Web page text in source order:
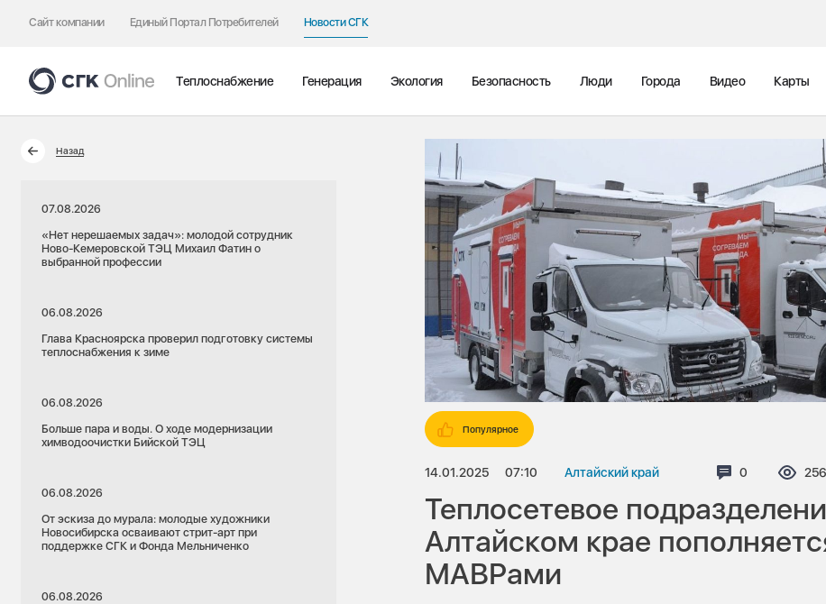
Сайт компании Единый Портал Потребителей Новости СГК
Теплоснабжение Генерация Экология Безопасность Люди Города Видео Карты
Назад
07.08.2026
«Нет нерешаемых задач»: молодой сотрудник
Ново-Кемеровской ТЭЦ Михаил Фатин о
выбранной профессии
06.08.2026
Глава Красноярска проверил подготовку системы
теплоснабжения к зиме
06.08.2026
Больше пара и воды. О ходе модернизации
химводоочистки Бийской ТЭЦ
06.08.2026
От эскиза до мурала: молодые художники
Новосибирска осваивают стрит-арт при
поддержке СГК и Фонда Мельниченко
06.08.2026
Популярное
14.01.2025 07:10 Алтайский край 0
Теплосетевое
Алтайском крае
МАВРами